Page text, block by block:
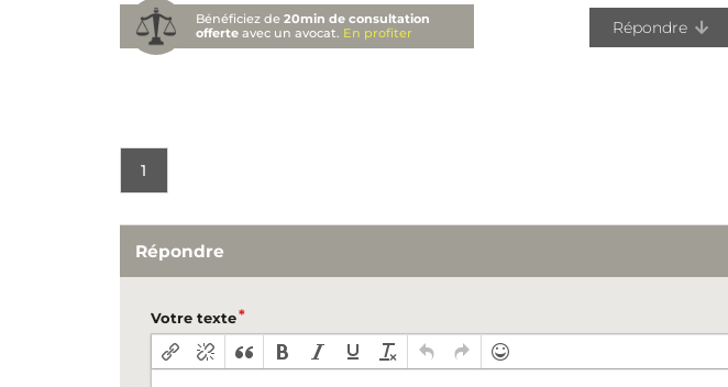
Bénéficiez de20min de consultation
offerte avec un avocat. En profiter Répondre
1
Répondre
Votre texte